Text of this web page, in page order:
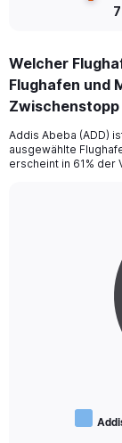
Welcher
Flughafen und
Addis Abeba (ADD)
ausgewählte
erscheint in 61% der